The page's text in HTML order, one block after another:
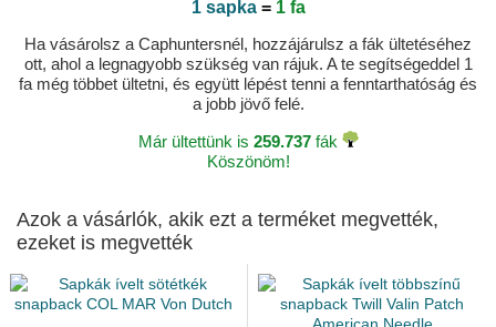
1 sapka= 1 fa
Ha vásárolsz a Caphuntersnél, hozzájárulsz a fák ültetéséhez
ott, ahol a legnagyobb szükség van rájuk. A te segítségeddel 1
fa még többet ültetni, és együtt lépést tenni a fenntarthatóság és
a jobb jövő felé.
Már ültettünk is 259.737fák
Köszönöm!
Azok a vásárlók, akik ezt a terméket megvették,
ezeket is megvették